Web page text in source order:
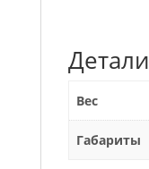
Детали
Вес
Габариты